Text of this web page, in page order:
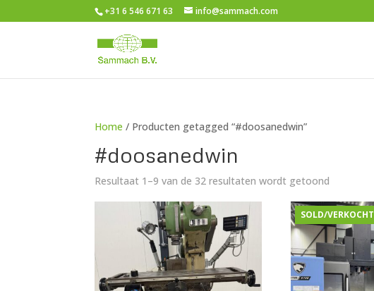
+31 6 546 671 63 info@sammach.com
Home / Producten getagged “#doosanedwin”
#doosanedwin
Resultaat 1–9 van de 32 resultaten wordt getoond
SOLD/VERKOCHT